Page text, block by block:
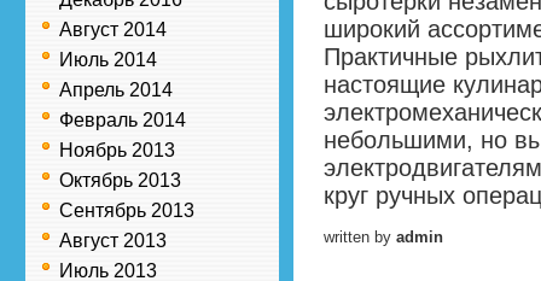
Август 2014
Июль 2014
Апрель 2014
Февраль 2014
Ноябрь 2013
Октябрь 2013
Сентябрь 2013
Август 2013
Июль 2013
широкий
Практичные
настоящие
небольшими, но
круг ручных
written by admin